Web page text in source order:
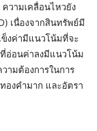
วามเคลื่อนไหวยัง
เนื่องจากสินทรัพย์มี
ข็งค่ามีแนวโน้มที่จะ
อ่อนค่าลงมีแนวโน้ม
ามต้องการในการ
องคำมาก และอัตรา